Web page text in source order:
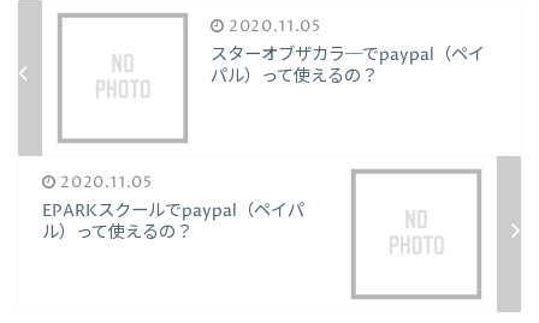
2020.11.05
スターオブザカラ─でpaypal（ペイ
パル）って使えるの？
2020.11.05
EPARKスクールでpaypal（ペイパ
ル）って使えるの？